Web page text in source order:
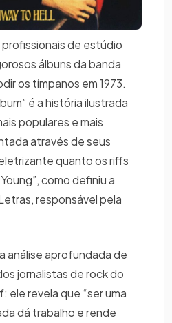
de estúdio
álbuns da banda
os tímpanos em 1973.
é a história ilustrada
populares e mais
através de seus
quanto os riffs
como definiu a
responsável pela
análise aprofundada de
jornalistas de rock do
ele revela que “ser uma
dá trabalho e rende